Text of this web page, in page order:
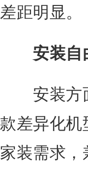
差距明显。
安装自
安装方面
款差异化机
家装需求，